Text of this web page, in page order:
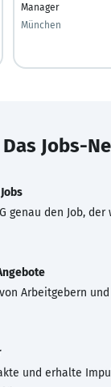
Manager
München
Das Jobs-
genau den Job,
Arbeitgebern
und erhalte